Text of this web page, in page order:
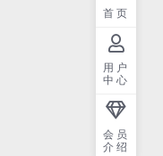
首页
用户
中心
会员
介绍